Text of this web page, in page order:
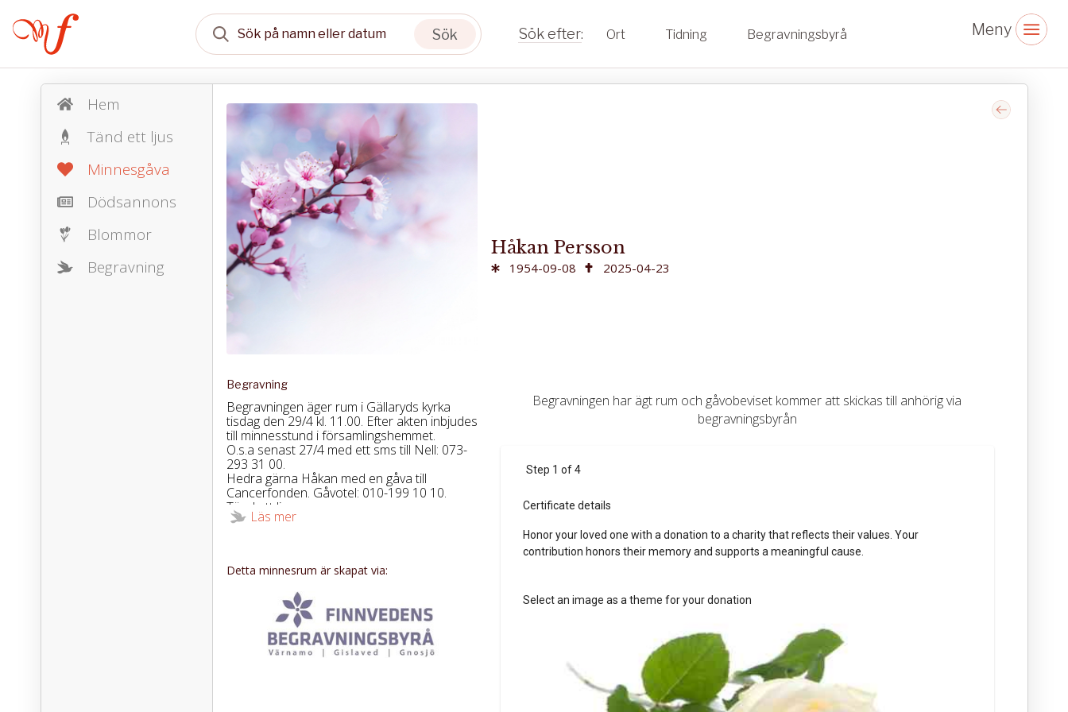
Sök Ort Tidning Begravningsbyrå
Hem
Tänd ett ljus
Minnesgåva
Dödsannons
Blommor
Begravning
Begravning
Begravningen äger rum i Gällaryds kyrka
tisdag den 29/4 kl. 11.00. Efter akten inbjudes
till minnesstund i församlingshemmet.
O.s.a senast 27/4 med ett sms till Nell: 073-
293 31 00.
Hedra gärna Håkan med en gåva till
Cancerfonden. Gåvotel: 010-199 10 10.
Tänd ett ljus
Läs mer
Detta minnesrum är skapat via:
Håkan Persson
1954-09-08 2025-04-23
Begravningen har ägt rum och gåvobeviset kommer att skickas till anhörig via
begravningsbyrån